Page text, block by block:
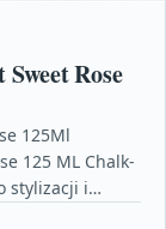
Rose
125Ml
125 ML Chalk-
stylizacji i…